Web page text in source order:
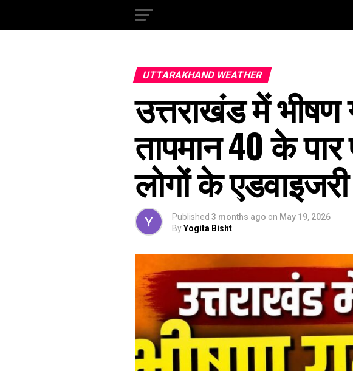
UTTARAKHAND WEATHER
उत्तराखंड में भीषण
तापमान 40 के
लोगों के
Published 3 months ago on May 19, 2026
ByYogita Bisht